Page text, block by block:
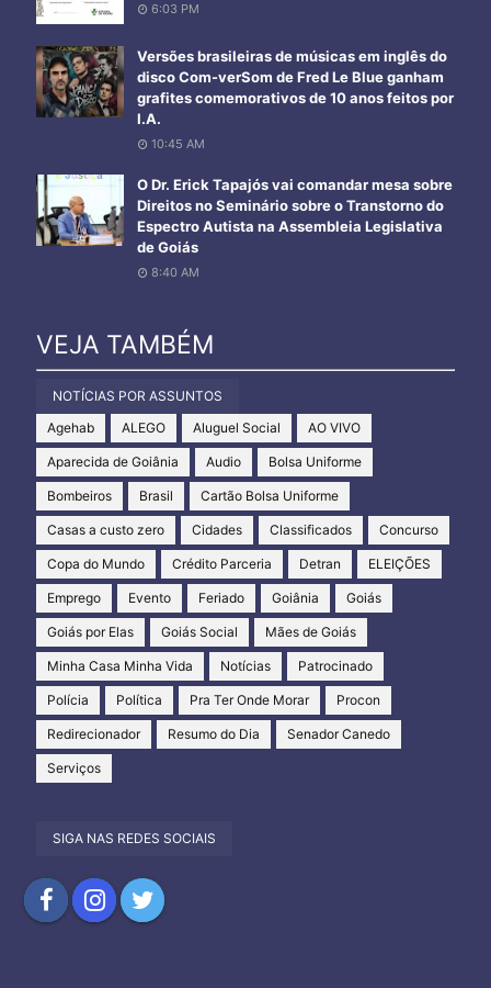
6:03 PM
Versões brasileiras de músicas em inglês do
disco Com-verSom de Fred Le Blue ganham
grafites comemorativos de 10 anos feitos por
I.A.
10:45 AM
O Dr. Erick Tapajós vai comandar mesa sobre
Direitos no Seminário sobre o Transtorno do
Espectro Autista na Assembleia Legislativa
de Goiás
8:40 AM
VEJA TAMBÉM
NOTÍCIAS POR ASSUNTOS
Agehab
ALEGO Aluguel Social AO VIVO
Aparecida de Goiânia Audio Bolsa Uniforme
Bombeiros Brasil Cartão Bolsa Uniforme
Casas a custo zero Cidades Classificados Concurso
Copa do Mundo Crédito Parceria Detran ELEIÇÕES
Emprego Evento Feriado Goiânia Goiás
Goiás por Elas Goiás Social Mães de Goiás
Minha Casa Minha Vida Notícias Patrocinado
Polícia Política Pra Ter Onde Morar Procon
Redirecionador Resumo do Dia Senador Canedo
Serviços
SIGA NAS REDES SOCIAIS